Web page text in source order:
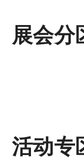
展会分
活动专